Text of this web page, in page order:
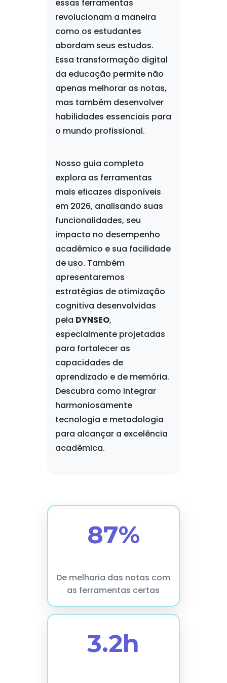
essas ferramentas
revolucionam a maneira
como os estudantes
abordam seus estudos.
Essa transformação digital
da educação permite não
apenas melhorar as notas,
mas também desenvolver
habilidades essenciais para
o mundo profissional.
Nosso guia completo
explora as ferramentas
mais eficazes disponíveis
em 2026, analisando suas
funcionalidades, seu
impacto no desempenho
acadêmico e sua facilidade
de uso. Também
apresentaremos
estratégias de otimização
cognitiva desenvolvidas
pela DYNSEO,
especialmente projetadas
para fortalecer as
capacidades de
aprendizado e de memória.
Descubra como integrar
harmoniosamente
tecnologia e metodologia
para alcançar a excelência
acadêmica.
87%
De melhoria das notas com
as ferramentas certas
3.2h